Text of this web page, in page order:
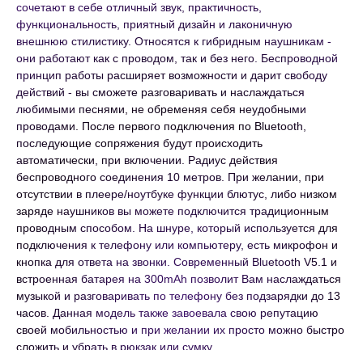
сочетают в себе отличный звук, практичность,
функциональность, приятный дизайн и лаконичную
внешнюю стилистику. Относятся к гибридным наушникам -
они работают как с проводом, так и без него. Беспроводной
принцип работы расширяет возможности и дарит свободу
действий - вы сможете разговаривать и наслаждаться
любимыми песнями, не обременяя себя неудобными
проводами. После первого подключения по Bluetooth,
последующие сопряжения будут происходить
автоматически, при включении. Радиус действия
беспроводного соединения 10 метров. При желании, при
отсутствии в плеере/ноутбуке функции блютус, либо низком
заряде наушников вы можете подключится традиционным
проводным способом. На шнуре, который используется для
подключения к телефону или компьютеру, есть микрофон и
кнопка для ответа на звонки. Современный Bluetooth V5.1 и
встроенная батарея на 300mAh позволит Вам наслаждаться
музыкой и разговаривать по телефону без подзарядки до 13
часов. Данная модель также завоевала свою репутацию
своей мобильностью и при желании их просто можно быстро
сложить и убрать в рюкзак или сумку